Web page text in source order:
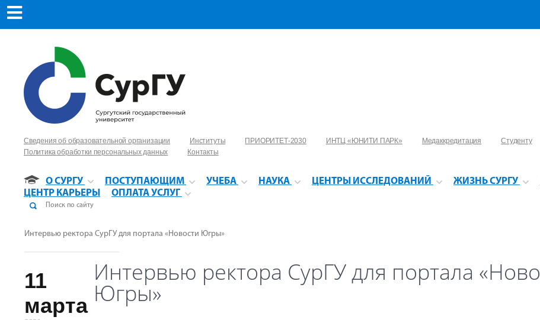
Сведения об образовательной организации Институты ПРИОРИТЕТ-2030 ИНТЦ «ЮНИТИ ПАРК» Медаккредитация Студенту
Политика обработки персональных данных
Контакты
О СУРГУ ПОСТУПАЮЩИМ УЧЕБА НАУКА ЦЕНТРЫ ИССЛЕДОВАНИЙ ЖИЗНЬ СУРГУ
ЦЕНТР КАРЬЕРЫ
ОПЛАТА УСЛУГ
Интервью ректора СурГУ для портала «Новости Югры»
11
марта
Интервью ректора СурГУ для портала
Югры»